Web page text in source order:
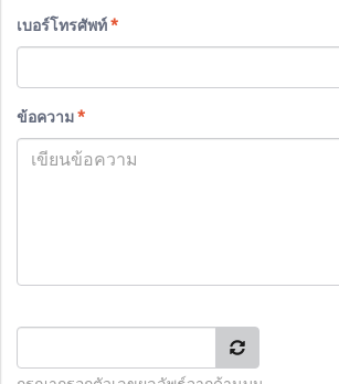
เบอร์โทรศัพท์*
ข้อความ*